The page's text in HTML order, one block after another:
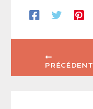
PRÉCÉDENT